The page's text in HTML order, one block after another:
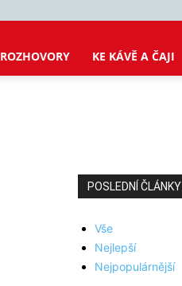
ROZHOVORY KE KÁVĚ A ČAJI
POSLEDNÍ ČLÁNKY
Vše
Nejlepší
Nejpopulárnější